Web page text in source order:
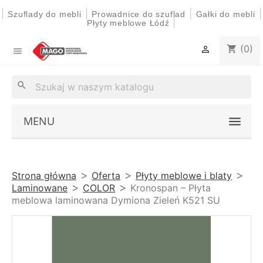
Szuflady do mebli Prowadnice do szuflad Gałki do mebli
Płyty meblowe Łódź
 shopping_cart (0)

search
MENU
Strona główna Oferta
Płyty meblowe i blaty
Laminowane
COLOR
Kronospan – Płyta
meblowa laminowana Dymiona Zieleń K521 SU